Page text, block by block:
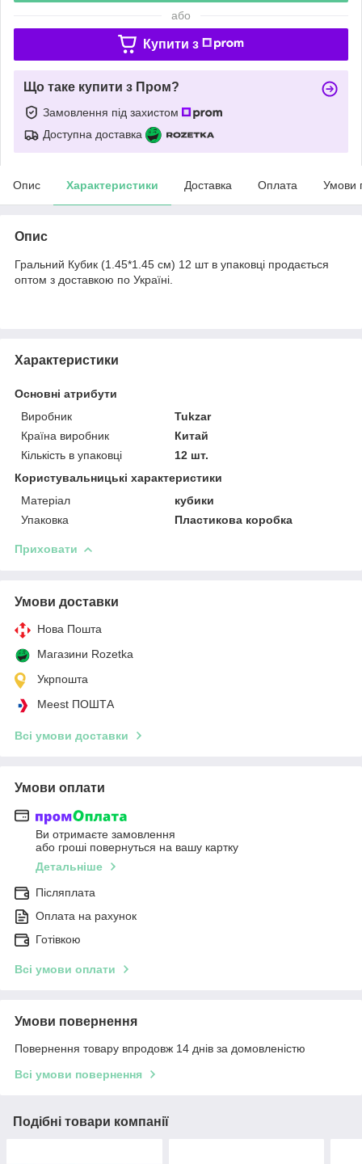
або
Купити з
Що таке купити з Пром?
Замовлення під захистом
Доступна доставка
Опис Характеристики Доставка Оплата Умови
Опис
Гральний Кубик (1.45*1.45 см) 12 шт в упаковці продається
оптом з доставкою по Україні.
Характеристики
Основні атрибути
Виробник
Tukzar
Країна виробник
Китай
Кількість в упаковці
12 шт.
Користувальницькі характеристики
Матеріал
кубики
Упаковка
Пластикова коробка
Приховати
Умови доставки
Нова Пошта
Магазини Rozetka
Укрпошта
Meest ПОШТА
Всі умови доставки
Умови оплати
Ви отримаєте замовлення
або гроші повернуться на вашу картку
Детальніше
Післяплата
Оплата на рахунок
Готівкою
Всі умови оплати
Умови повернення
Повернення товару впродовж 14 днів за домовленістю
Всі умови повернення
Подібні товари компанії